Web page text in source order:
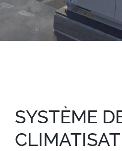
SYSTÈME